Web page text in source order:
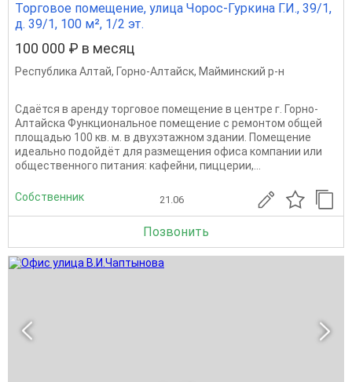
Торговое помещение, улица Чорос-Гуркина Г.И., 39/1,
д. 39/1, 100 м², 1/2 эт.
100 000 ₽ в месяц
Республика Алтай, Горно-Алтайск, Майминский р-н
Сдаётся в аренду торговое помещение в центре г. Горно-
Алтайска Функциональное помещение с ремонтом общей
площадью 100 кв. м. в двухэтажном здании. Помещение
идеально подойдёт для размещения офиса компании или
общественного питания: кафейни, пиццерии,...
Собственник 21.06
Позвонить